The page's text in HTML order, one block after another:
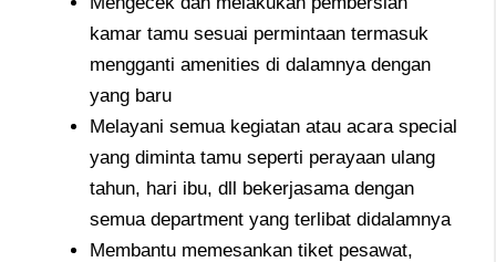
kamar tamu sesuai permintaan termasuk
mengganti amenities di dalamnya dengan
yang baru
Melayani semua kegiatan atau acara special
yang diminta tamu seperti perayaan ulang
tahun, hari ibu, dll bekerjasama dengan
semua department yang terlibat didalamnya
Membantu memesankan tiket pesawat,